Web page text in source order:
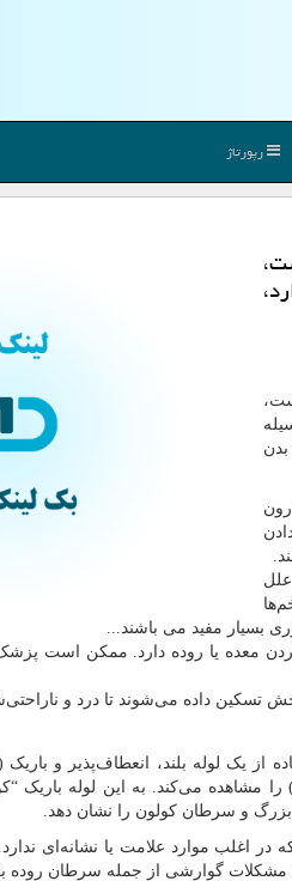
رپورتاژ
بسیار مفید می باشند...
معده یا روده دارد. ممکن است
تسکین داده می‌شوند تا درد و
لوله بلند، انعطاف‌پذیر و باریک
می‌کند. به این لوله باریک
بزرگ و سرطان کولون را نشان دهد.
اغلب موارد علامت یا نشانه‌ای
مشکلات گوارشی از جمله سرطان روده